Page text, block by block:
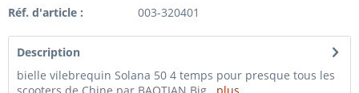
Réf. d'article : 003-320401
Description
bielle vilebrequin Solana 50 4 temps pour presque tous les